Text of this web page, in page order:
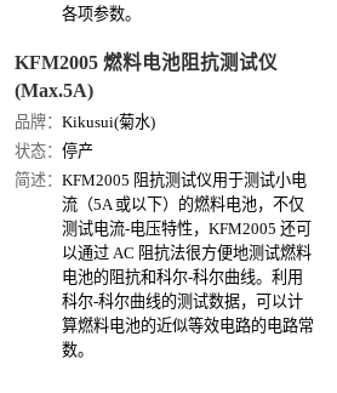
各项参数。
KFM2005 燃料电池阻抗测试仪
(Max.5A)
品牌：Kikusui(菊水)
状态：停产
简述：KFM2005 阻抗测试仪用于测试小电
流（5A 或以下）的燃料电池，不仅
测试电流-电压特性，KFM2005 还可
以通过 AC 阻抗法很方便地测试燃料
电池的阻抗和科尔-科尔曲线。利用
科尔-科尔曲线的测试数据，可以计
算燃料电池的近似等效电路的电路常
数。